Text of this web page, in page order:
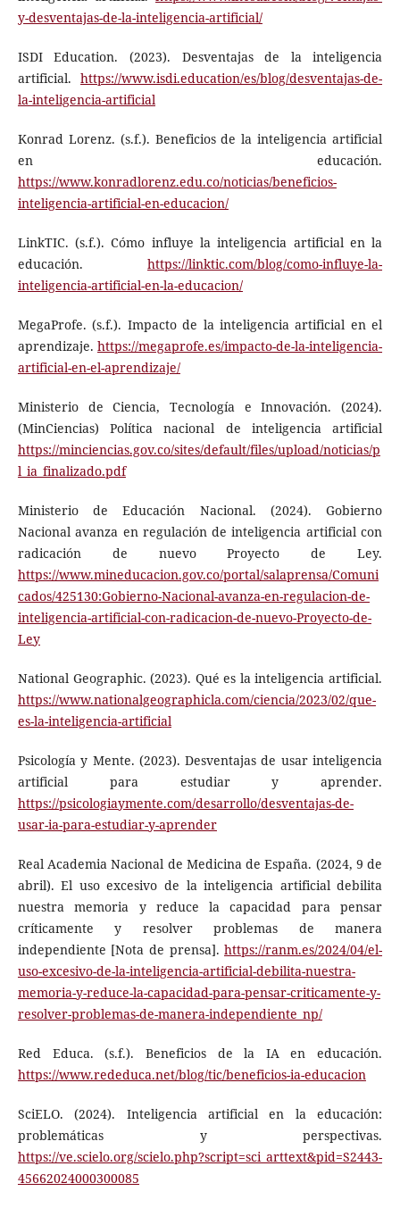
y-desventajas-de-la-inteligencia-artificial/
ISDI Education. (2023). Desventajas de la inteligencia
artificial.https://www.isdi.education/es/blog/desventajas-de-
la-inteligencia-artificial
Konrad Lorenz. (s.f.). Beneficios de la inteligencia artificial
en educación.
https://www.konradlorenz.edu.co/noticias/beneficios-
inteligencia-artificial-en-educacion/
LinkTIC. (s.f.). Cómo influye la inteligencia artificial en la
educación.https://linktic.com/blog/como-influye-la-
inteligencia-artificial-en-la-educacion/
MegaProfe. (s.f.). Impacto de la inteligencia artificial en el
aprendizaje.https://megaprofe.es/impacto-de-la-inteligencia-
artificial-en-el-aprendizaje/
Ministerio de Ciencia, Tecnología e Innovación. (2024).
(MinCiencias) Política nacional de inteligencia artificial
https://minciencias.gov.co/sites/default/files/upload/noticias/p
l_ia_finalizado.pdf
Ministerio de Educación Nacional. (2024). Gobierno
Nacional avanza en regulación de inteligencia artificial con
radicación de nuevo Proyecto de Ley.
https://www.mineducacion.gov.co/portal/salaprensa/Comuni
cados/425130:Gobierno-Nacional-avanza-en-regulacion-de-
inteligencia-artificial-con-radicacion-de-nuevo-Proyecto-de-
Ley
National Geographic. (2023). Qué es la inteligencia artificial.
https://www.nationalgeographicla.com/ciencia/2023/02/que-
es-la-inteligencia-artificial
Psicología y Mente. (2023). Desventajas de usar inteligencia
artificial para estudiar y aprender.
https://psicologiaymente.com/desarrollo/desventajas-de-
usar-ia-para-estudiar-y-aprender
Real Academia Nacional de Medicina de España. (2024, 9 de
abril). El uso excesivo de la inteligencia artificial debilita
nuestra memoria y reduce la capacidad para pensar
críticamente y resolver problemas de manera
independiente [Nota de prensa].https://ranm.es/2024/04/el-
uso-excesivo-de-la-inteligencia-artificial-debilita-nuestra-
memoria-y-reduce-la-capacidad-para-pensar-criticamente-y-
resolver-problemas-de-manera-independiente_np/
Red Educa. (s.f.). Beneficios de la IA en educación.
https://www.rededuca.net/blog/tic/beneficios-ia-educacion
SciELO. (2024). Inteligencia artificial en la educación:
problemáticas y perspectivas.
https://ve.scielo.org/scielo.php?script=sci_arttext&pid=S2443-
45662024000300085